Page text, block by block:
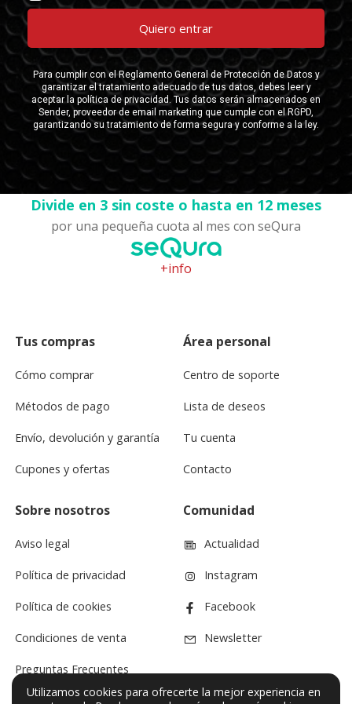
Divide en 3 sin coste o hasta en 12 meses
por una pequeña cuota al mes con seQura
+info
Tus compras
Cómo comprar
Métodos de pago
Envío, devolución y garantía
Cupones y ofertas
Área personal
Centro de soporte
Lista de deseos
Tu cuenta
Contacto
Sobre nosotros
Aviso legal
Política de privacidad
Política de cookies
Condiciones de venta
Preguntas Frecuentes
Comunidad
Actualidad
Instagram
Facebook
Newsletter
Utilizamos cookies para ofrecerte la mejor experiencia en